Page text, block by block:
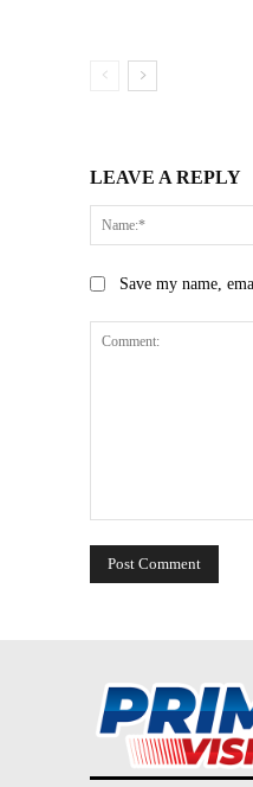
LEAVE A REPLY
Save my name,